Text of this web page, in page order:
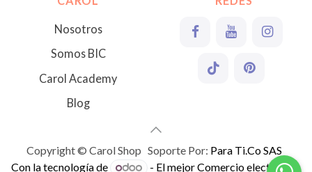
Nosotros
Somos BIC
Carol Academy
Blog
Copyright © Carol Shop Soporte Por: Para Ti.Co SAS
Con la tecnología de
- El mejorComercio electrónico